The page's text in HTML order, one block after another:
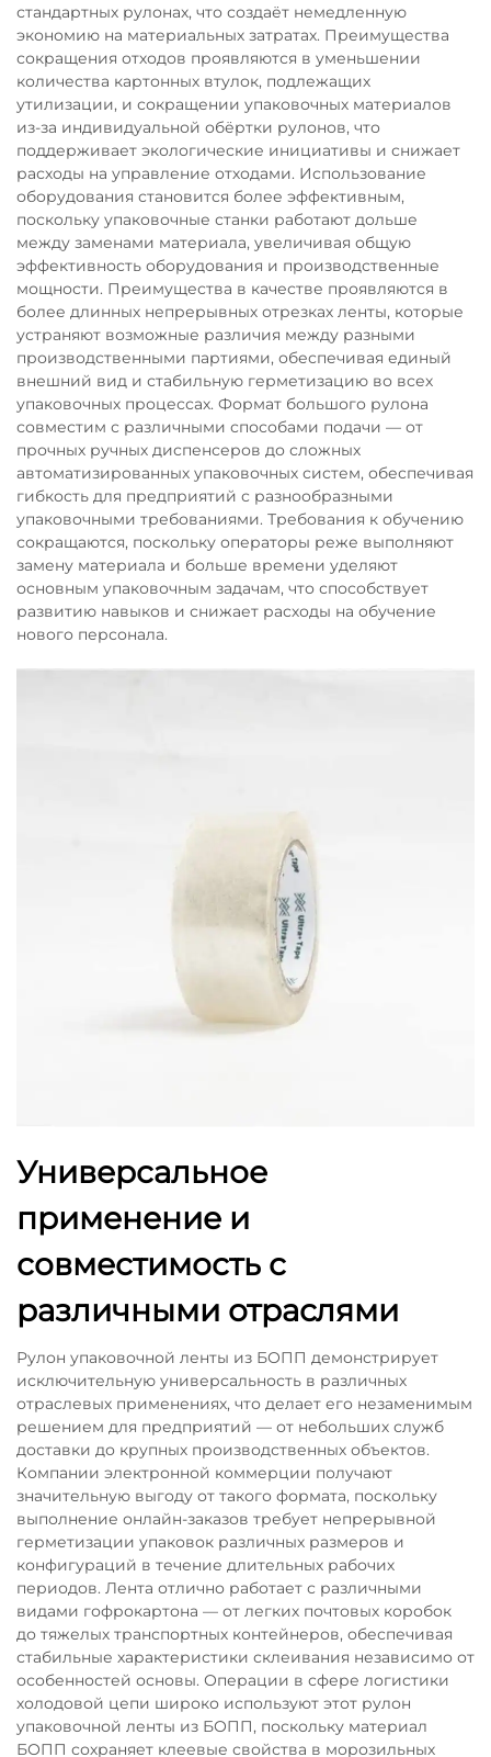
стандартных рулонах, что создаёт немедленную
экономию на материальных затратах. Преимущества
сокращения отходов проявляются в уменьшении
количества картонных втулок, подлежащих
утилизации, и сокращении упаковочных материалов
из-за индивидуальной обёртки рулонов, что
поддерживает экологические инициативы и снижает
расходы на управление отходами. Использование
оборудования становится более эффективным,
поскольку упаковочные станки работают дольше
между заменами материала, увеличивая общую
эффективность оборудования и производственные
мощности. Преимущества в качестве проявляются в
более длинных непрерывных отрезках ленты, которые
устраняют возможные различия между разными
производственными партиями, обеспечивая единый
внешний вид и стабильную герметизацию во всех
упаковочных процессах. Формат большого рулона
совместим с различными способами подачи — от
прочных ручных диспенсеров до сложных
автоматизированных упаковочных систем, обеспечивая
гибкость для предприятий с разнообразными
упаковочными требованиями. Требования к обучению
сокращаются, поскольку операторы реже выполняют
замену материала и больше времени уделяют
основным упаковочным задачам, что способствует
развитию навыков и снижает расходы на обучение
нового персонала.
Универсальное
применение и
совместимость с
различными отраслями
Рулон упаковочной ленты из БОПП демонстрирует
исключительную универсальность в различных
отраслевых применениях, что делает его незаменимым
решением для предприятий — от небольших служб
доставки до крупных производственных объектов.
Компании электронной коммерции получают
значительную выгоду от такого формата, поскольку
выполнение онлайн-заказов требует непрерывной
герметизации упаковок различных размеров и
конфигураций в течение длительных рабочих
периодов. Лента отлично работает с различными
видами гофрокартона — от легких почтовых коробок
до тяжелых транспортных контейнеров, обеспечивая
стабильные характеристики склеивания независимо от
особенностей основы. Операции в сфере логистики
холодовой цепи широко используют этот рулон
упаковочной ленты из БОПП, поскольку материал
БОПП сохраняет клеевые свойства в морозильных